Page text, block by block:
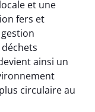
et une
fers et
ainsi un
circulaire au